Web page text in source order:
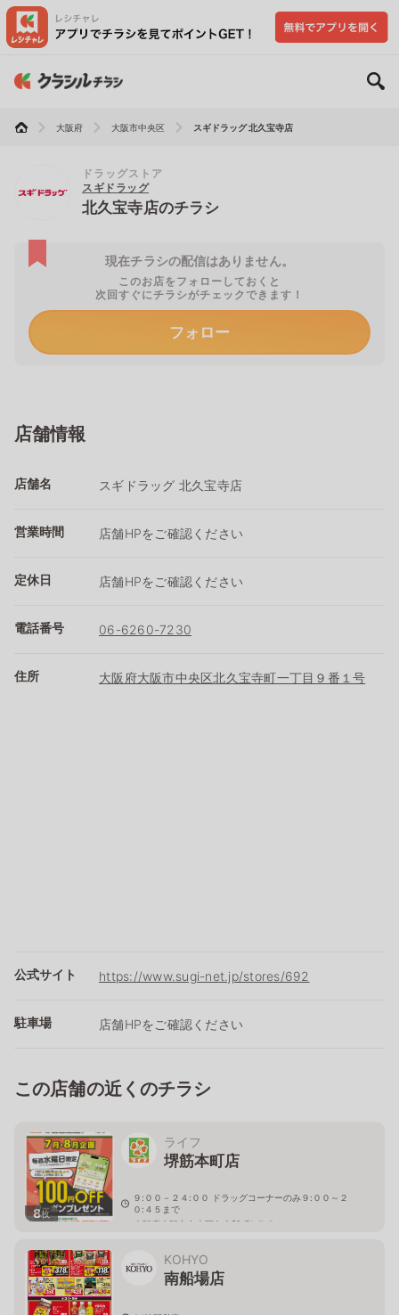
大阪府 大阪市中央区 スギドラッグ 北久宝寺店
ドラッグストア
スギドラッグ
北久宝寺店のチラシ
現在チラシの配信はありません。
このお店をフォローしておくと
次回すぐにチラシがチェックできます！
フォロー
店舗情報
店舗名 スギドラッグ 北久宝寺店
営業時間 店舗HPをご確認ください
定休日 店舗HPをご確認ください
電話番号 06-6260-7230
住所 大阪府大阪市中央区北久宝寺町一丁目９番１号
公式サイト https://www.sugi-net.jp/stores/692
駐車場 店舗HPをご確認ください
この店舗の近くのチラシ
8枚
ライフ
堺筋本町店
９:００－２４:００ ドラッグコーナーのみ９:００～２
０:４５まで
大阪府大阪市中央区久太郎町1-7-5
KOHYO
南船場店